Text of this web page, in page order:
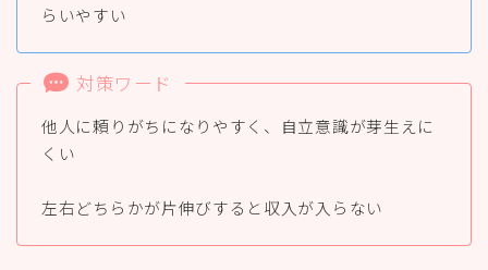
らいやすい
対策ワード
他人に頼りがちになりやすく、自立意識が芽生えに
くい
左右どちらかが片伸びすると収入が入らない